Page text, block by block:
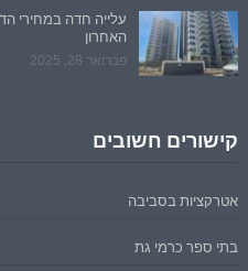
האחרון
פברואר 28, 2025
קישורים חשובים
אטרקציות בסביבה
בתי ספר כרמי גת